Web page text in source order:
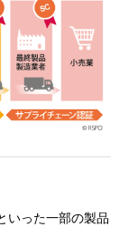
いった一部の製品